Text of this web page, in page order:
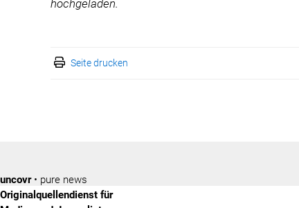
hochgeladen.
Seite drucken
uncovr• pure news
Originalquellendienst für